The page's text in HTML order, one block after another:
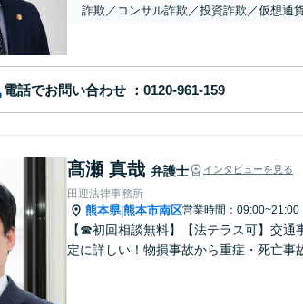
詐欺／コンサル詐欺／投資詐欺／仮想通
電話でお問い合わせ
髙瀬 真哉 弁護士 インタビューを見る
田迎法律事務所
熊本県|熊本市南区営業時間：09:00~21:00
【☎︎初回相談無料】【法テラス可】交
定に詳しい！物損事故から重症・死亡事